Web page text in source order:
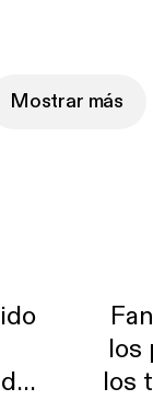
Mostrar más
los
los